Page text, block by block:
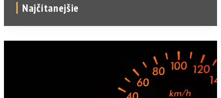
Najčítanejšie